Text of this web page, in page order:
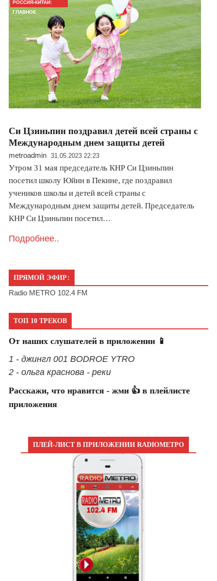
РОССИЯ-КИТАЙ:
ГЛАВНОЕ
Cи Цзиньпин поздравил детей всей страны с
Международным днем защиты детей
metroadmin 31.05.2023 22:23
Утром 31 мая председатель КНР Си Цзиньпин
посетил школу Юйин в Пекине, где поздравил
учеников школы и детей всей страны с
Международным днем защиты детей. Председатель
КНР Си Цзиньпин посетил…
Подробнее..
ПРЯМОЙ ЭФИР:
Radio METRO 102.4 FM
ТОП 10 ТРЕКОВ
От наших слушателей в приложении 📱
1 - джингл 001 BODROE YTRO
2 - ольга краснова - реки
Расскажи, что нравится - жми 👍 в плейлисте
приложения
ПЛЕЙ-ЛИСТ В ПРИЛОЖЕНИИ RADIOМЕТРО